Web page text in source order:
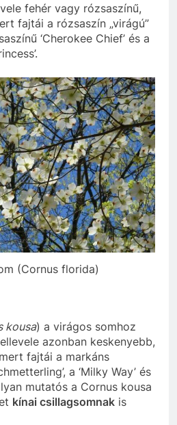
fehér vagy rózsaszínű,
fajtái a rózsaszín „virágú”
‘Cherokee Chief’ és a
(Cornus florida)
kousa) a virágos somhoz
azonban keskenyebb,
fajtái a markáns
a ‘Milky Way’ és
mutatós a Cornus kousa
kínai csillagsomnak is